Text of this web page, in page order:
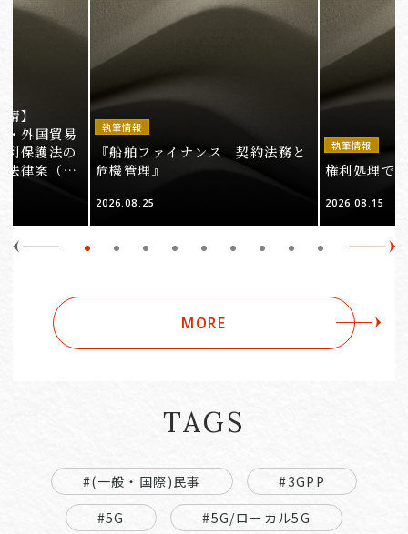
】
外国貿易
利保護法の
法律案（そ
執筆情報
『船舶ファイナンス 契約法務と
危機管理』
2026.08.25
執筆情報
権利処理で
2026.08.15
MORE
TAGS
#(一般・国際)民事
#3GPP
#5G
#5G/ローカル5G